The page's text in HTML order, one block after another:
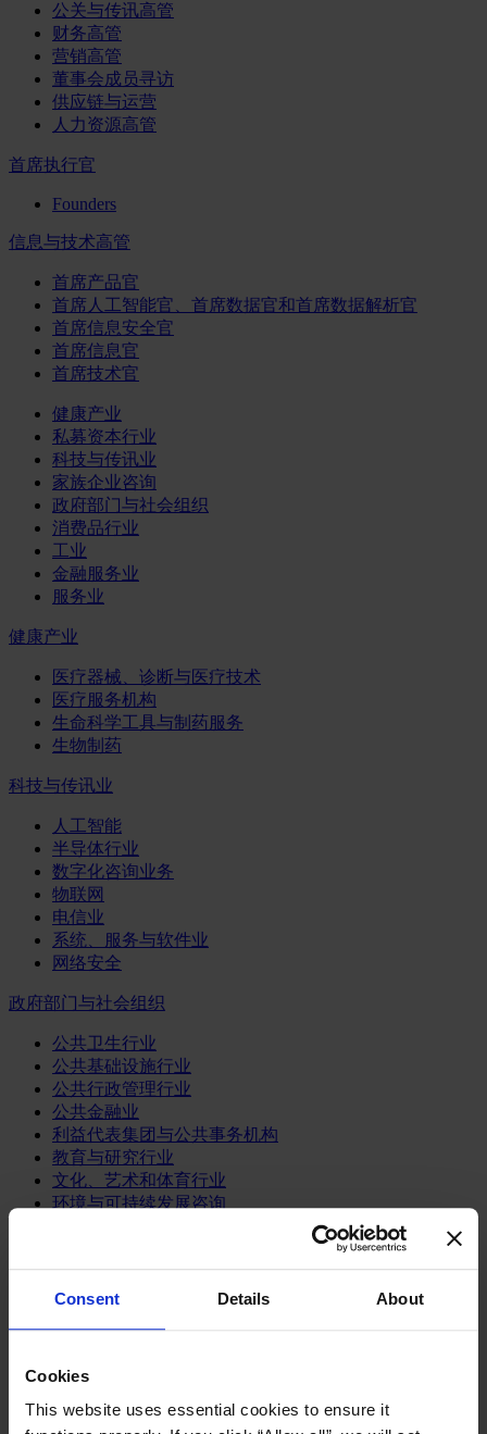
Consent Details About
Cookies
This website uses essential cookies to ensure it
公关与传讯高管
财务高管
营销高管
董事会成员寻访
供应链与运营
人力资源高管
首席执行官
Founders
信息与技术高管
首席产品官
首席人工智能官、首席数据官和首席数据解析官
首席信息安全官
首席信息官
首席技术官
健康产业
私募资本行业
科技与传讯业
家族企业咨询
政府部门与社会组织
消费品行业
工业
金融服务业
服务业
健康产业
医疗器械、诊断与医疗技术
医疗服务机构
生命科学工具与制药服务
生物制药
科技与传讯业
人工智能
半导体行业
数字化咨询业务
物联网
电信业
系统、服务与软件业
网络安全
政府部门与社会组织
公共卫生行业
公共基础设施行业
公共行政管理行业
公共金融业
利益代表集团与公共事务机构
教育与研究行业
文化、艺术和体育行业
环境与可持续发展咨询
消费品行业
体育业
媒体和娱乐业
零售、服装与奢侈品